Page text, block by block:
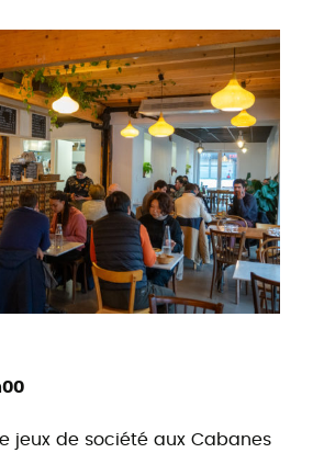
jeux de société aux Cabanes